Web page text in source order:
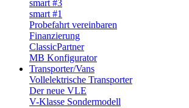
smart #3
smart #1
Probefahrt vereinbaren
Finanzierung
ClassicPartner
MB Konfigurator
Transporter/Vans
Vollelektrische Transporter
Der neue VLE
V-Klasse Sondermodell